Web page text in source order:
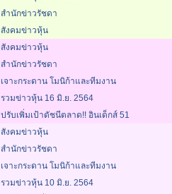
สำนักข่าวรัชดา
สังคมข่าวหุ้น
สังคมข่าวหุ้น
สำนักข่าวรัชดา
เจาะกระดาน โมนิก้าและทีมงาน
รวมข่าวหุ้น 16 มิ.ย. 2564
ปรับเพิ่มเป้าดัชนีตลาด!! อินเด็กส์ 51
สังคมข่าวหุ้น
สำนักข่าวรัชดา
เจาะกระดาน โมนิก้าและทีมงาน
รวมข่าวหุ้น 10 มิ.ย. 2564